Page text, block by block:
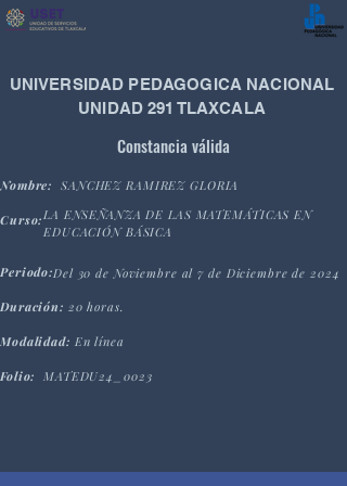
UNIVERSIDAD PEDAGOGICA NACIONAL
UNIDAD 291 TLAXCALA
Constancia válida
Nombre:
Curso:
Periodo:
Duración: 20 horas.
Modalidad: En línea
Folio:
SANCHEZ RAMIREZ GLORIA
LA ENSEÑANZA DE LAS MATEMÁTICAS EN
EDUCACIÓN BÁSICA
Del 30 de Noviembre al 7 de Diciembre de 2024
MATEDU24_0023